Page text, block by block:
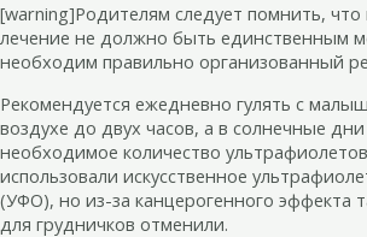
[warning]Родителям следует помнить,
лечение не должно быть единственным
необходим правильно организованный
Рекомендуется ежедневно гулять с
воздухе до двух часов, а в солнечные дни
необходимое количество
использовали искусственное
(УФО), но из-за канцерогенного эффекта
для грудничков отменили.